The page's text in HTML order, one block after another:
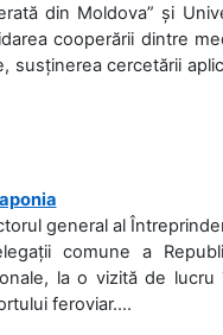
din Moldova” și
cooperării dintre
susținerea cercetării
general al
comune a
la o vizită de
feroviar....